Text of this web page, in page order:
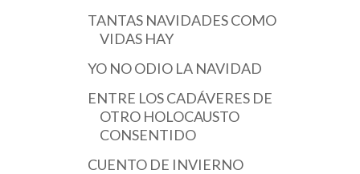
TANTAS NAVIDADES COMO
VIDAS HAY
YO NO ODIO LA NAVIDAD
ENTRE LOS CADÁVERES DE
OTRO HOLOCAUSTO
CONSENTIDO
CUENTO DE INVIERNO